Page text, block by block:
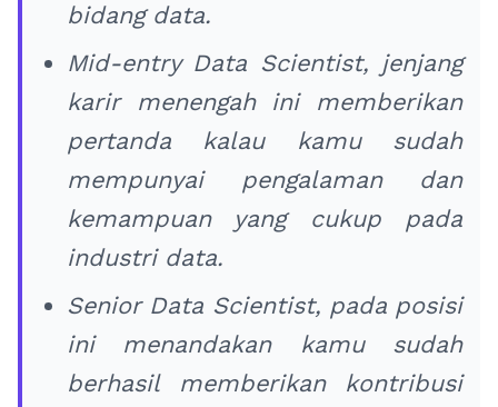
bidang data.
Mid-entry Data Scientist, jenjang
karir menengah ini memberikan
pertanda kalau kamu sudah
mempunyai pengalaman dan
kemampuan yang cukup pada
industri data.
Senior Data Scientist, pada posisi
ini menandakan kamu sudah
berhasil memberikan kontribusi